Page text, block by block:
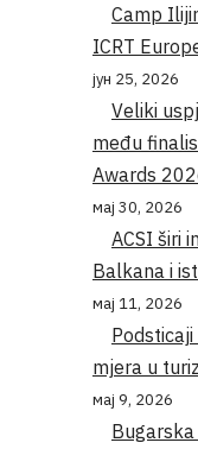
Camp
ICRT
јун 25, 2026
Veliki
među
Awards
мај 30, 2026
ACSI širi
Balkana i
мај 11, 2026
mjera u
мај 9, 2026